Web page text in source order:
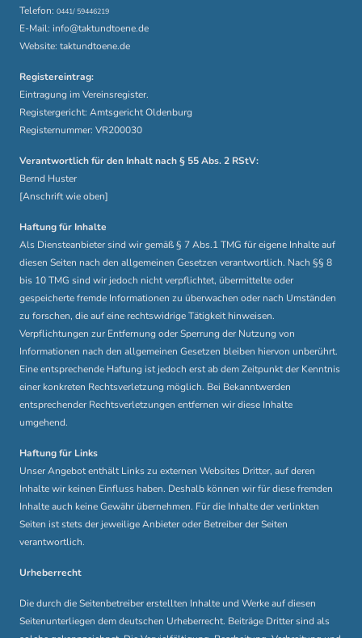
Telefon: 0441/ 59446219
E-Mail: info@taktundtoene.de
Website: taktundtoene.de
Registereintrag:
Eintragung im Vereinsregister.
Registergericht: Amtsgericht Oldenburg
Registernummer: VR200030
Verantwortlich für den Inhalt nach § 55 Abs. 2 RStV:
Bernd Huster
[Anschrift wie oben]
Haftung für Inhalte
Als Diensteanbieter sind wir gemäß § 7 Abs.1 TMG für eigene Inhalte auf
diesen Seiten nach den allgemeinen Gesetzen verantwortlich. Nach §§ 8
bis 10 TMG sind wir jedoch nicht verpflichtet, übermittelte oder
gespeicherte fremde Informationen zu überwachen oder nach Umständen
zu forschen, die auf eine rechtswidrige Tätigkeit hinweisen.
Verpflichtungen zur Entfernung oder Sperrung der Nutzung von
Informationen nach den allgemeinen Gesetzen bleiben hiervon unberührt.
Eine entsprechende Haftung ist jedoch erst ab dem Zeitpunkt der Kenntnis
einer konkreten Rechtsverletzung möglich. Bei Bekanntwerden
entsprechender Rechtsverletzungen entfernen wir diese Inhalte
umgehend.
Haftung für Links
Unser Angebot enthält Links zu externen Websites Dritter, auf deren
Inhalte wir keinen Einfluss haben. Deshalb können wir für diese fremden
Inhalte auch keine Gewähr übernehmen. Für die Inhalte der verlinkten
Seiten ist stets der jeweilige Anbieter oder Betreiber der Seiten
verantwortlich.
Urheberrecht
Die durch die Seitenbetreiber erstellten Inhalte und Werke auf diesen
Seitenunterliegen dem deutschen Urheberrecht. Beiträge Dritter sind als